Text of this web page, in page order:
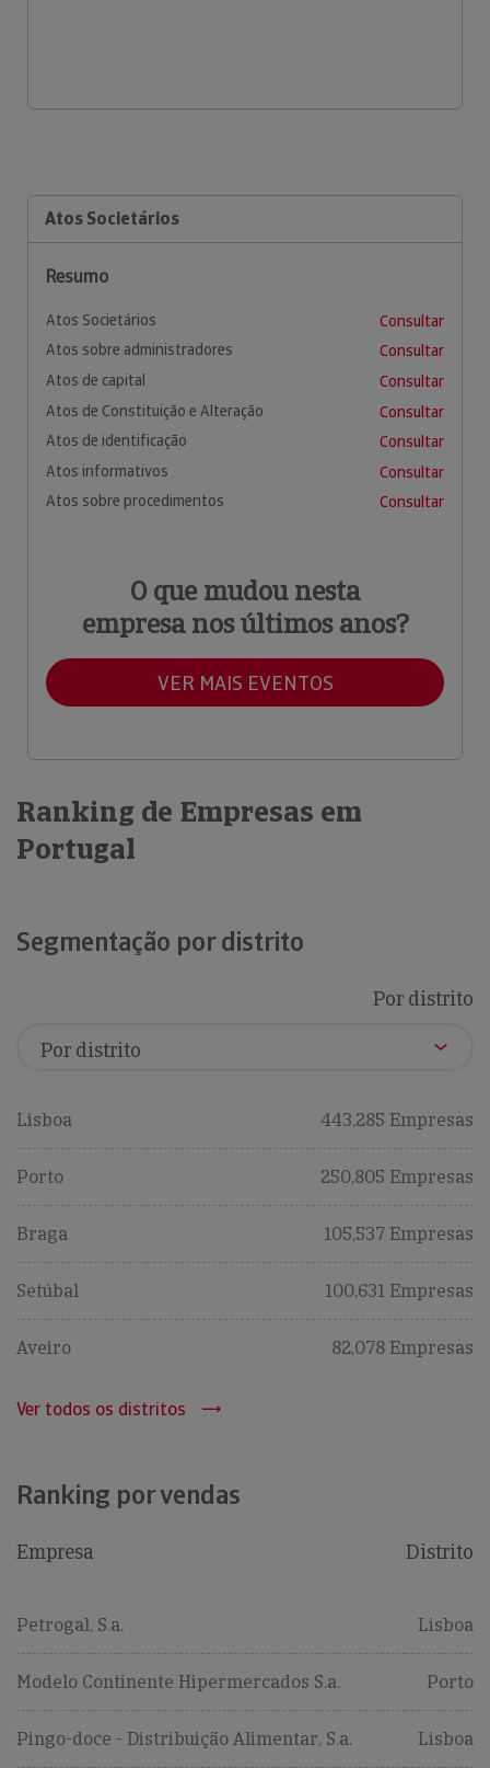
Atos Societários
Resumo
Atos Societários
Consultar
Atos sobre administradores
Consultar
Atos de capital
Consultar
Atos de Constituição e Alteração
Consultar
Atos de identificação
Consultar
Atos informativos
Consultar
Atos sobre procedimentos
Consultar
O que mudou nesta
empresa nos últimos anos?
VER MAIS EVENTOS
Ranking de Empresas em
Portugal
Segmentação por distrito
Por distrito
Lisboa 443,285 Empresas
Porto 250,805 Empresas
Braga 105,537 Empresas
Setúbal 100,631 Empresas
Aveiro 82,078 Empresas
Ver todos os distritos
Ranking por vendas
Empresa Distrito
Petrogal, S.a. Lisboa
Modelo Continente Hipermercados S.a. Porto
Pingo-doce - Distribuição Alimentar, S.a. Lisboa